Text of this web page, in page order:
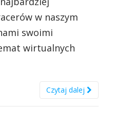
w naszym
swoimi
wirtualnych
Czytaj dalej